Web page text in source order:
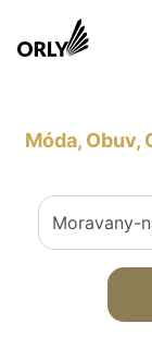
Móda, Obuv,